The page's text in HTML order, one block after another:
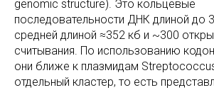
genomic structure). Это кольцевые
последовательности ДНК длиной до
средней длиной ≈352 кб и ~300
считывания. По использованию
они ближе к плазмидам
отдельный кластер, то есть